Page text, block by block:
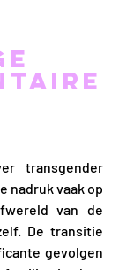
nadruk vaak op
van de
De transitie
gevolgen